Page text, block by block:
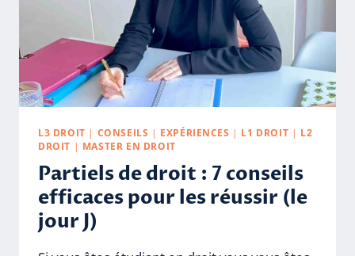
L3 DROIT | CONSEILS | EXPÉRIENCES | L1 DROIT | L2
DROIT | MASTER EN DROIT
Partiels de droit : 7 conseils
efficaces pour les réussir (le
jour J)